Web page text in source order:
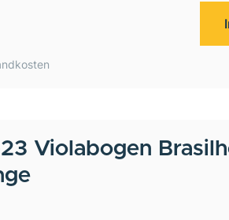
Violabogen